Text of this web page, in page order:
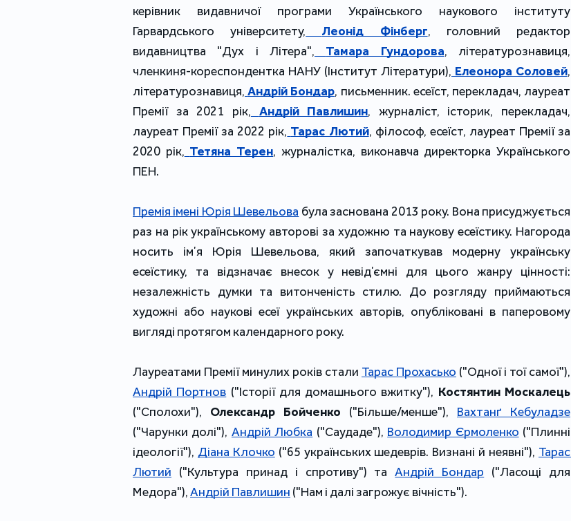
керівник видавничої програми Українського наукового інституту
Гарвардського університету,
Леонід Фінберг, головний редактор
видавництва "Дух і Літера",
Тамара Гундорова, літературознавиця,
членкиня-кореспондентка НАНУ (Інститут Літератури), Елеонора Соловей,
літературознавиця, Андрій Бондар, письменник. есеїст, перекладач, лауреат
Премії за 2021 рік, Андрій Павлишин, журналіст, історик, перекладач,
лауреат Премії за 2022 рік, Тарас Лютий, філософ, есеїст, лауреат Премії за
2020 рік, Тетяна Терен, журналістка, виконавча директорка Українського
ПЕН.
Премія імені Юрія Шевельова була заснована 2013 року. Вона присуджується
раз на рік українському авторові за художню та наукову есеїстику. Нагорода
носить імʼя Юрія Шевельова, який започаткував модерну українську
есеїстику, та відзначає внесок у невідʼємні для цього жанру цінності:
незалежність думки та витонченість стилю. До розгляду приймаються
художні або наукові есеї українських авторів, опубліковані в паперовому
вигляді протягом календарного року.
Лауреатами Премії минулих років стали Тарас Прохасько
Андрій Портнов ("Історії для домашнього вжитку"), Костянтин Москалець
("Сполохи"), Олександр Бойченко ("Більше/менше"), Вахтанґ Кебуладзе
("Чарунки долі"), Андрій Любка ("Саудаде"), Володимир Єрмоленко ("Плинні
ідеології"), Діана Клочко ("65 українських шедеврів. Визнані й неявні"), Тарас
Лютий ("Культура принад і спротиву") та Андрій Бондар ("Ласощі для
Медора"), Андрій Павлишин ("Нам і далі загрожує вічність").